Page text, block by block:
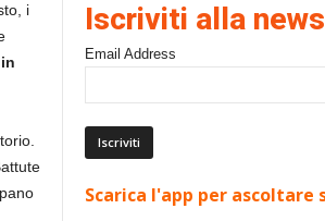
i
Iscriviti alla
Email Address
Scarica l'app per ascoltare